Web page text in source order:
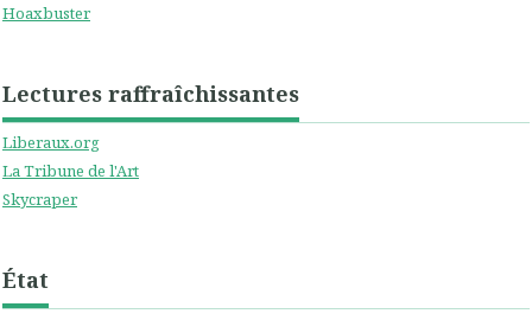
Hoaxbuster
Lectures raffraîchissantes
Liberaux.org
La Tribune de l'Art
Skycraper
État